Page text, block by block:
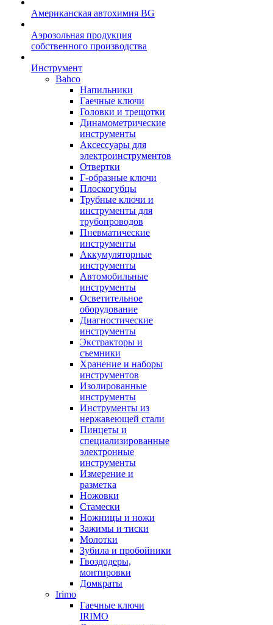
Американская автохимия BG
Аэрозольная продукция
собственного производства
Инструмент
Bahco
Напильники
Гаечные ключи
Головки и трещотки
Динамометрические
инструменты
Аксессуары для
электроинструментов
Отвертки
Г-образные ключи
Плоскогубцы
Трубные ключи и
инструменты для
трубопроводов
Пневматические
инструменты
Аккумуляторные
инструменты
Автомобильные
инструменты
Осветительное
оборудование
Диагностические
инструменты
Экстракторы и
съемники
Хранение и наборы
инструментов
Изолированные
инструменты
Инструменты из
нержавеющей стали
Пинцеты и
специализированные
электронные
инструменты
Измерение и
разметка
Ножовки
Стамески
Ножницы и ножи
Зажимы и тиски
Молотки
Зубила и пробойники
Гвоздодеры,
монтировки
Домкраты
Irimo
Гаечные ключи
IRIMO